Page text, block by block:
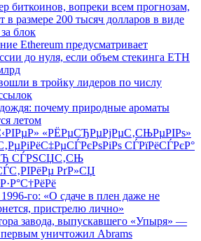
биткоинов, вопреки всем прогнозам,
в размере 200 тысяч долларов в виде
блок
Ethereum предусматривает
до нуля, если объем стекинга ETH
в тройку лидеров по числу
почему природные ароматы
летом
«РЁРµСЂРµРјРµС‚СЊРµРІРѕ»
СЃРїРёСЃРєР°
СЃРЅСЏС‚СЊ
РґР»СЏ
го: «О сдаче в плен даже не
пристрелю лично»
завода, выпускавшего «Упыря» —
уничтожил Abrams